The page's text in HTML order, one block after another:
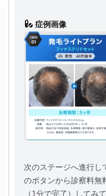
症例画像
次のステージへ進行し
のボタンから診察料無
（1分で完了）してみ